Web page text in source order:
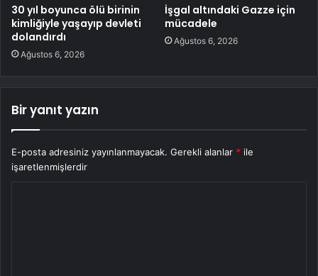
30 yıl boyunca ölü birinin
kimliğiyle yaşayıp devleti
dolandırdı
Ağustos 6, 2026
İşgal altındaki Gazze için
mücadele
Ağustos 6, 2026
Bir yanıt yazın
E-posta adresiniz yayınlanmayacak. Gerekli alanlar * ile
işaretlenmişlerdir